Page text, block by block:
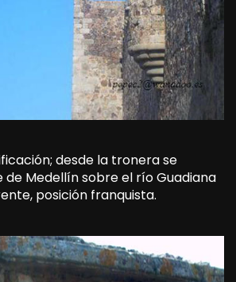
desde la tronera se
Medellín sobre el río Guadiana
posición franquista.